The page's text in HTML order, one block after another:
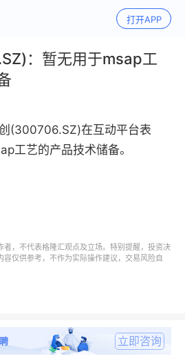
打开APP
：暂无用于msap工
(300706.SZ)在互动平台表
工艺的产品技术储备。
者，不代表格隆汇观点及立场。特别提醒，投资决
仅供参考，不作为实际操作建议，交易风险自
立即咨询